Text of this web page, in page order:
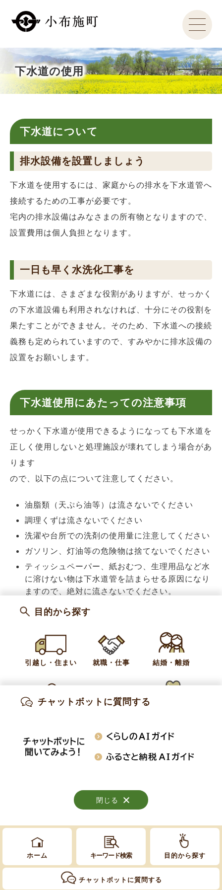
下水道の使用
下水道について
排水設備を設置しましょう
下水道を使用するには、家庭からの排水を下水道管へ
接続するための工事が必要です。
宅内の排水設備はみなさまの所有物となりますので、
設置費用は個人負担となります。
一日も早く水洗化工事を
下水道には、さまざまな役割がありますが、せっかく
の下水道設備も利用されなければ、十分にその役割を
果たすことができません。そのため、下水道への接続
義務も定められていますので、すみやかに排水設備の
設置をお願いします。
下水道使用にあたっての注意事項
せっかく下水道が使用できるようになっても下水道を
正しく使用しないと処理施設が壊れてしまう場合があ
ります
ので、以下の点について注意してください。
油脂類（天ぷら油等）は流さないでください
調理くずは流さないでください
洗濯や台所での洗剤の使用量に注意してください
ガソリン、灯油等の危険物は捨てないでください
ティッシュペーパー、紙おむつ、生理用品など水
に溶けない物は下水道管を詰まらせる原因になり
ますので、絶対に流さないでください。
お知らせ
上下水道
建設水道課 上下水道係
ホーム キーワード検索 目的から探す
チャットボットに質問する
知りたい情報を検索
閉じる
目的から探す
引越し・住まい 就職・仕事 結婚・離婚
閉じる
チャットボットに質問する
閉じる